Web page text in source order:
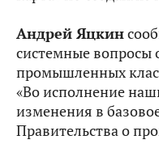
Андрей Яцкин
системные вопросы
промышленных
«Во исполнение
изменения в
Правительства о